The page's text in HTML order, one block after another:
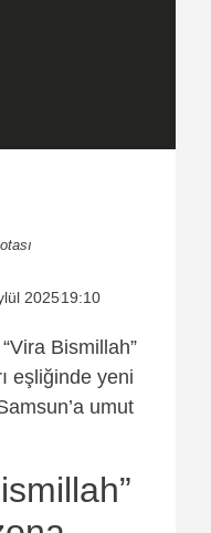
202519:10
Bismillah”
eşliğinde yeni
umut